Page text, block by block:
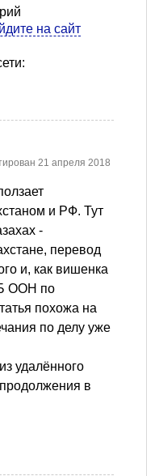
на сайт
21 апреля 2018
и РФ. Тут
-
перевод
и, как вишенка
ООН по
похожа на
по делу уже
удалённого
в